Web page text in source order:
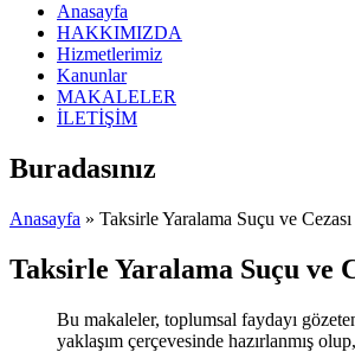
Anasayfa
HAKKIMIZDA
Hizmetlerimiz
Kanunlar
MAKALELER
İLETİŞİM
Buradasınız
Anasayfa » Taksirle Yaralama Suçu ve Cezası
Taksirle Yaralama Suçu ve
Bu makaleler, toplumsal faydayı
yaklaşım çerçevesinde hazırlanmış